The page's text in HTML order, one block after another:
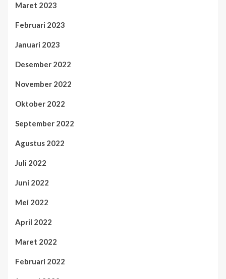
Maret 2023
Februari 2023
Januari 2023
Desember 2022
November 2022
Oktober 2022
September 2022
Agustus 2022
Juli 2022
Juni 2022
Mei 2022
April 2022
Maret 2022
Februari 2022